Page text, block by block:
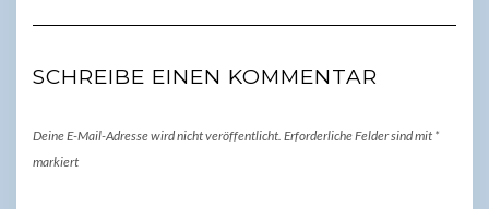
SCHREIBE EINEN KOMMENTAR
Deine E-Mail-Adresse wird nicht veröffentlicht. Erforderliche Felder sind mit *
markiert